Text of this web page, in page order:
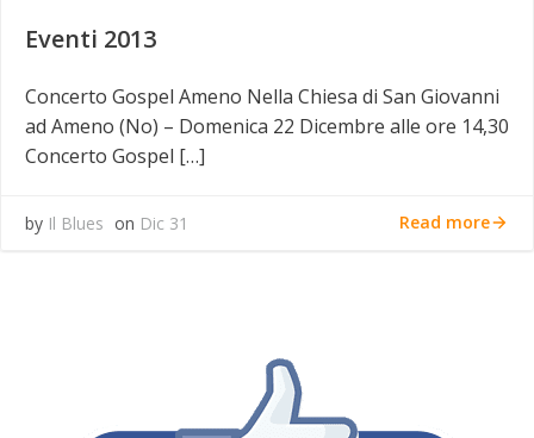
Eventi 2013
Concerto Gospel Ameno Nella Chiesa di San Giovanni
ad Ameno (No) – Domenica 22 Dicembre alle ore 14,30
Concerto Gospel […]
by Il Blues on Dic 31 Read more